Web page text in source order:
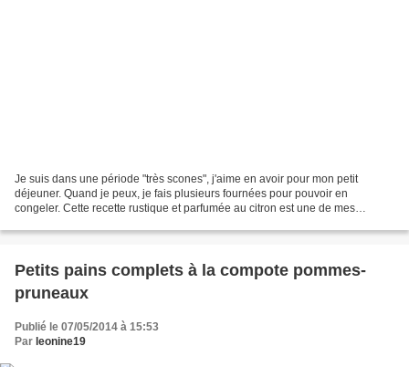
Je suis dans une période "très scones", j'aime en avoir pour mon petit
déjeuner. Quand je peux, je fais plusieurs fournées pour pouvoir en
congeler. Cette recette rustique et parfumée au citron est une de mes
Petits pains complets à la compote pommes-
pruneaux
Publié le 07/05/2014 à 15:53
Par leonine19